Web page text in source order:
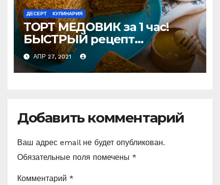
ДЕСЕРТ КУЛИНАРИЯ
ТОРТ МЕДОВИК за 1 час!
БЫСТРЫЙ рецепт
Медовика без заморочек и
раскатки коржей
АПР 27, 2021
Добавить комментарий
Ваш адрес email не будет опубликован.
Обязательные поля помечены *
Комментарий *